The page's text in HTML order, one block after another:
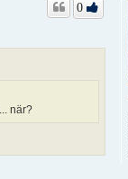
0
när?